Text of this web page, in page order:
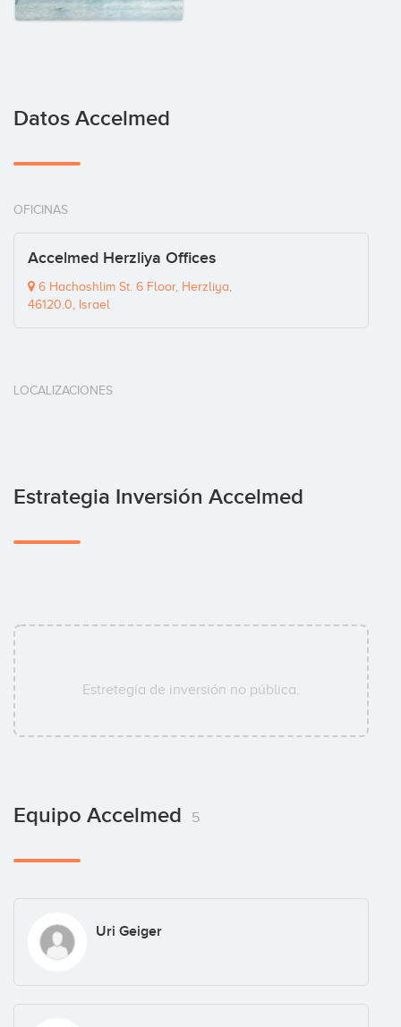
Datos Accelmed
OFICINAS
Accelmed Herzliya Offices
6 Hachoshlim St. 6 Floor, Herzliya,
46120.0, Israel
LOCALIZACIONES
Estrategia Inversión Accelmed
Estretegía de inversión no pública.
Equipo Accelmed 5
Uri Geiger